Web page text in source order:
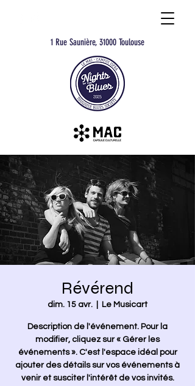
1 Rue Saunière, 31000 Toulouse
Révérend
dim. 15 avr. Le Musicart
Description de l'événement. Pour la
modifier, cliquez sur « Gérer les
événements ». C'est l'espace idéal pour
ajouter des détails sur vos événements à
venir et susciter l'intérêt de vos invités.